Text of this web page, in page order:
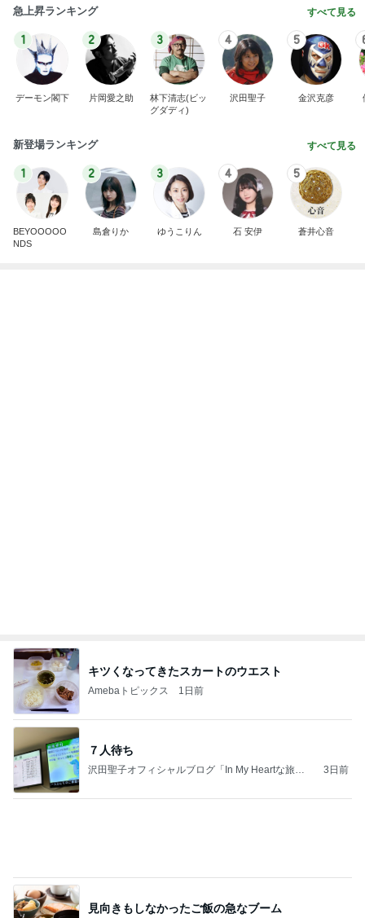
急上昇ランキング すべて見る
1
デーモン閣下
2
片岡愛之助
3
林下清志(ビッ
グダディ)
4
沢田聖子
5
金沢克彦
新登場ランキング すべて見る
1
BEYOOOOO
NDS
2
島倉りか
3
ゆうこりん
4
石 安伊
5
蒼井心音
キツくなってきたスカートのウエスト
Amebaトピックス 1日前
７人待ち
沢田聖子オフィシャルブログ「In My Heartな旅日
3日前
見向きもしなかったご飯の急なブーム